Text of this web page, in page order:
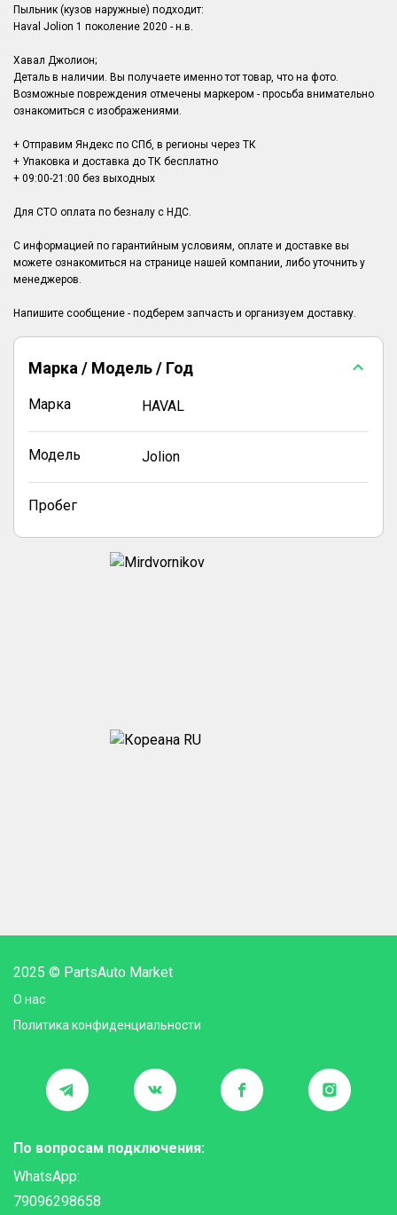
Пыльник (кузов наружные) подходит:
Haval Jolion 1 поколение 2020 - н.в.
Хавал Джолион;
Деталь в наличии. Вы получаете именно тот товар, что на фото.
Возможные повреждения отмечены маркером - просьба внимательно
ознакомиться с изображениями.
+ Отправим Яндекс по СПб, в регионы через ТК
+ Упаковка и доставка до ТК бесплатно
+ 09:00-21:00 без выходных
Для СТО оплата по безналу с НДС.
С информацией по гарантийным условиям, оплате и доставке вы
можете ознакомиться на странице нашей компании, либо уточнить у
менеджеров.
Марка / Модель / Год
Марка HAVAL
Модель Jolion
Пробег
2025 © PartsAuto Market
О нас
Политика конфиденциальности
По вопросам подключения:
WhatsApp:
79096298658